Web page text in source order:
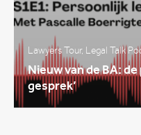
Lawyers Tour, Legal Talk
Nieuw van de BA:
gesprek’